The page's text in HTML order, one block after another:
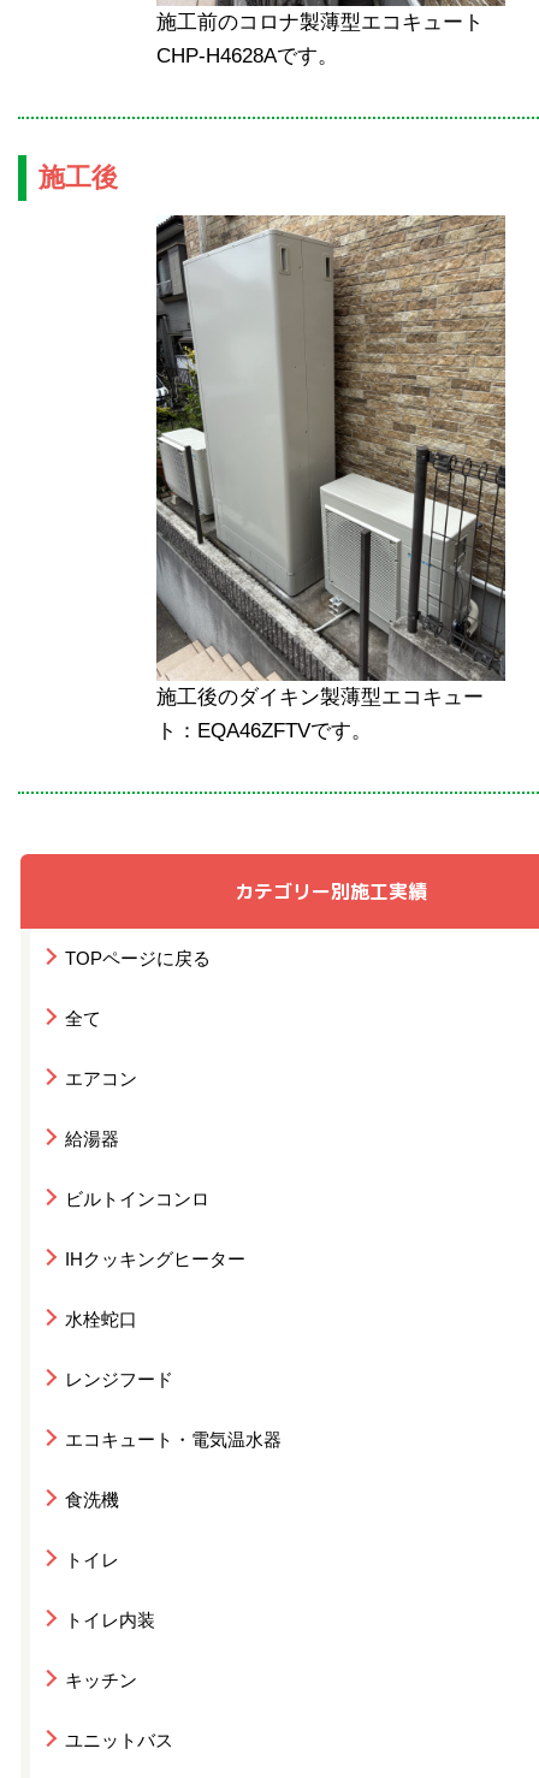
カテゴリー別施工実績
TOPページに戻る
全て
エアコン
給湯器
ビルトインコンロ
IHクッキングヒーター
水栓蛇口
レンジフード
エコキュート・電気温水器
食洗機
トイレ
トイレ内装
キッチン
ユニットバス
施工前のコロナ製薄型エコキュート
CHP-H4628Aです。
施工後
施工後のダイキン製薄型エコキュー
ト：EQA46ZFTVです。